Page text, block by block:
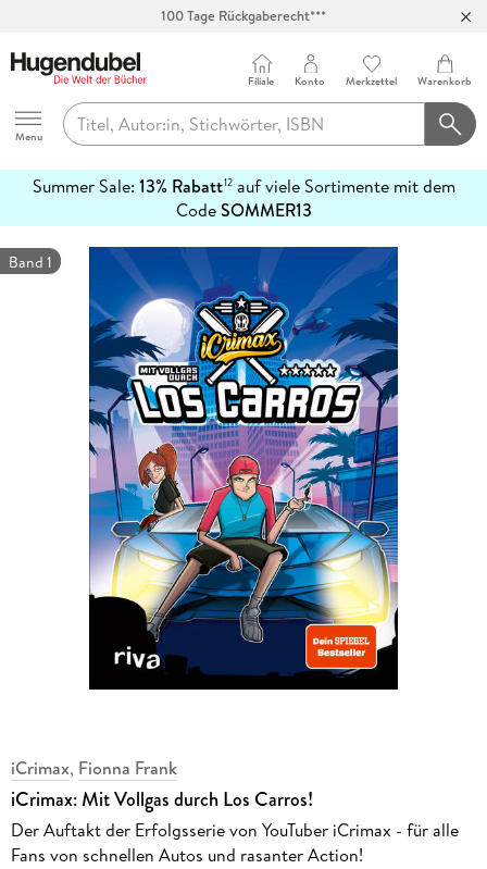
100 Tage Rückgaberecht***
Hugendubel
Menu
Filiale Konto Merkzettel Warenkorb
Summer Sale: 13% Rabatt12auf viele Sortimente mit dem
CodeSOMMER13
erfahren
Band 1
iCrimax, Fionna Frank
iCrimax: Mit Vollgas durch Los Carros!
Der Auftakt der Erfolgsserie von YouTuber iCrimax - für alle
Fans von schnellen Autos und rasanter Action!